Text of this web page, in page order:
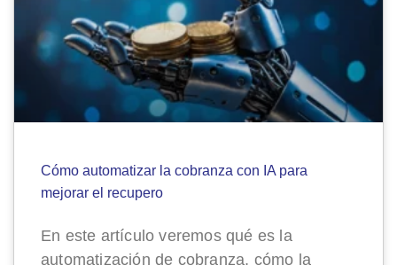
Cómo automatizar la cobranza con IA para
mejorar el recupero
En este artículo veremos qué es la
automatización de cobranza, cómo la